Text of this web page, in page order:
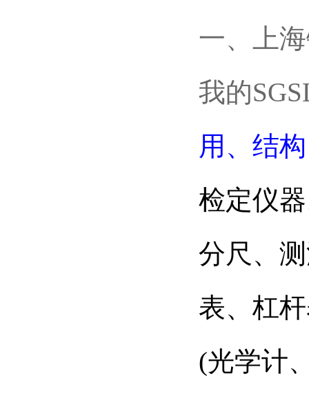
一、上
我的
用、结
检定仪
分尺、
表、杠
(光学计